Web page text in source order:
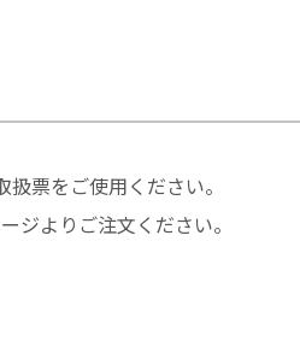
票をご使用ください。
ジよりご注文ください。